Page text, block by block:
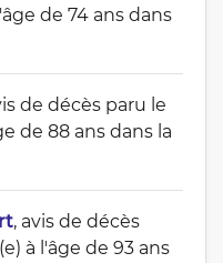
de 74 ans dans
de décès paru le
de 88 ans dans la
, avis de décès
à l'âge de 93 ans